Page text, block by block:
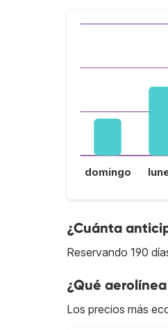
domingo
¿Cuánta
Reservando 190
¿Qué
Los precios más